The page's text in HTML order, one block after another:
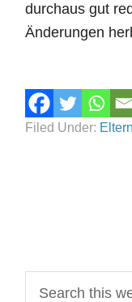
durchaus gut
Änderungen
Filed Under: